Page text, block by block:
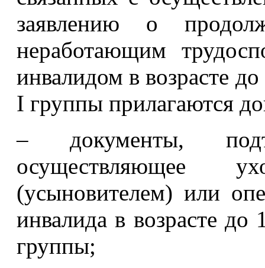
заявлению о
неработающим
инвалидом в возрасте
I группы прилагаются
– документы,
осуществляющее
(усыновителем) или
инвалида в возрасте до
группы;